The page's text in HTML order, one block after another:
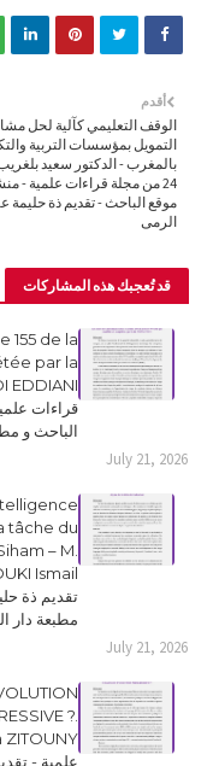
أقدم
الوقف التعليمي كآلية لحل
التمويل بمؤسسات التربية
بالمغرب - الدكتور سعيد
24 من مجلة قراءات علمية -
موقع الباحث - تقديم ذة حليمة
الرمى
قد تُعجبك هذه المشاركات
155 de la
par la
قراءات
الباحث و
July 21, 2026
tâche du
– M.
تقديم ذة
مطبعة دار
July 21, 2026
?.
علمية -